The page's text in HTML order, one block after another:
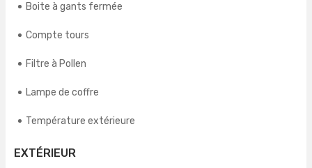
Boite à gants fermée
Compte tours
Filtre à Pollen
Lampe de coffre
Température extérieure
EXTÉRIEUR